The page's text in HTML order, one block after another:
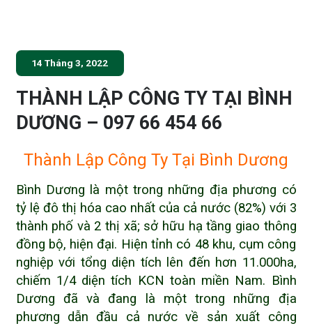
14 Tháng 3, 2022
THÀNH LẬP CÔNG TY TẠI BÌNH
DƯƠNG – 097 66 454 66
Thành Lập Công Ty Tại Bình Dương
Bình Dương là một trong những địa phương có
tỷ lệ đô thị hóa cao nhất của cả nước (82%) với 3
thành phố và 2 thị xã; sở hữu hạ tầng giao thông
đồng bộ, hiện đại. Hiện tỉnh có 48 khu, cụm công
nghiệp với tổng diện tích lên đến hơn 11.000ha,
chiếm 1/4 diện tích KCN toàn miền Nam. Bình
Dương đã và đang là một trong những địa
phương dẫn đầu cả nước về sản xuất công